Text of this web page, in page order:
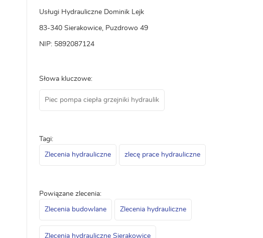
Usługi Hydrauliczne Dominik Lejk
83-340 Sierakowice, Puzdrowo 49
NIP: 5892087124
Słowa kluczowe:
Piec pompa ciepła grzejniki hydraulik
Tagi:
Zlecenia hydrauliczne zlecę prace hydrauliczne
Powiązane zlecenia:
Zlecenia budowlane Zlecenia hydrauliczne
Zlecenia hydrauliczne Sierakowice